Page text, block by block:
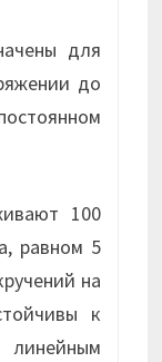
для
до
100
равном 5
на
к